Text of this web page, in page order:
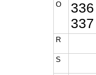
O
336
337
R
S